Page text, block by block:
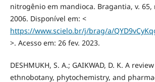
nitrogênio em mandioca. Bragantia, v. 65,
2006. Disponível em: <
https://www.scielo.br/j/brag/a/
>. Acesso em: 26 fev. 2023.
DESHMUKH, S. A.; GAIKWAD, D. K. A
ethnobotany, phytochemistry, and